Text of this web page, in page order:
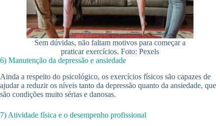
Sem dúvidas, não faltam motivos para começar a
praticar exercícios. Foto: Pexels
6) Manutenção da depressão e ansiedade
Ainda a respeito do psicológico, os exercícios físicos são capazes de
ajudar a reduzir os níveis tanto da depressão quanto da ansiedade, que
são condições muito sérias e danosas.
7) Atividade física e o desempenho profissional